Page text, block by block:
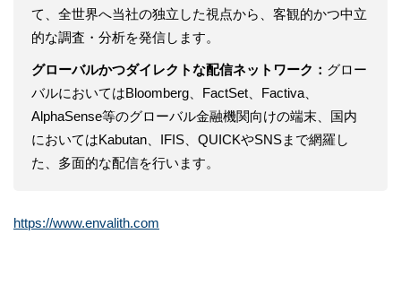
て、全世界へ当社の独立した視点から、客観的かつ中立
的な調査・分析を発信します。
グローバルかつダイレクトな配信ネットワーク： グロー
バルにおいてはBloomberg、FactSet、Factiva、
AlphaSense等のグローバル金融機関向けの端末、国内
においてはKabutan、IFIS、QUICKやSNSまで網羅し
た、多面的な配信を行います。
https://www.envalith.com